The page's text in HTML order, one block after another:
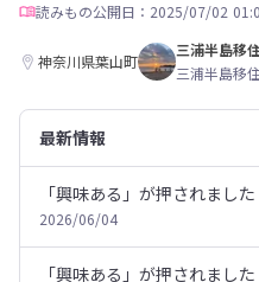
読みもの公開日：2025/07/02
神奈川県葉山町
三浦半島移
三浦半島移
最新情報
「興味ある」が押されました
2026/06/04
「興味ある」が押されました